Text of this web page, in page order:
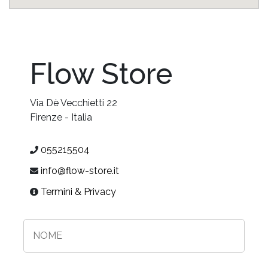
Flow Store
Via Dè Vecchietti 22
Firenze - Italia
055215504
info@flow-store.it
Termini & Privacy